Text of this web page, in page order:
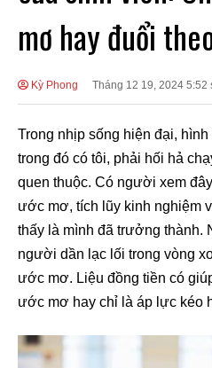
mơ hay đuổi
Kỳ Phong Tháng 12 19, 2024 5:52
Trong nhịp sống hiện đại,
trong đó có tôi, phải hối hả
quen thuộc. Có người xem
ước mơ, tích lũy kinh nghiệm
thấy là mình đã trưởng thành.
người dần lạc lối trong vòng
ước mơ. Liệu đồng tiền có
ước mơ hay chỉ là áp lực kéo